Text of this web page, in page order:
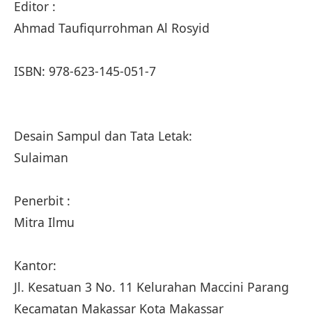
Editor :
Ahmad Taufiqurrohman Al Rosyid
ISBN: 978-623-145-051-7
Desain Sampul dan Tata Letak:
Sulaiman
Penerbit :
Mitra Ilmu
Kantor:
Jl. Kesatuan 3 No. 11 Kelurahan Maccini Parang
Kecamatan Makassar Kota Makassar